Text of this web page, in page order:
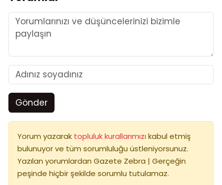
Gönder
Yorum yazarak topluluk kurallarımızı kabul etmiş
bulunuyor ve tüm sorumluluğu üstleniyorsunuz.
Yazılan yorumlardan Gazete Zebra | Gerçeğin
peşinde hiçbir şekilde sorumlu tutulamaz.